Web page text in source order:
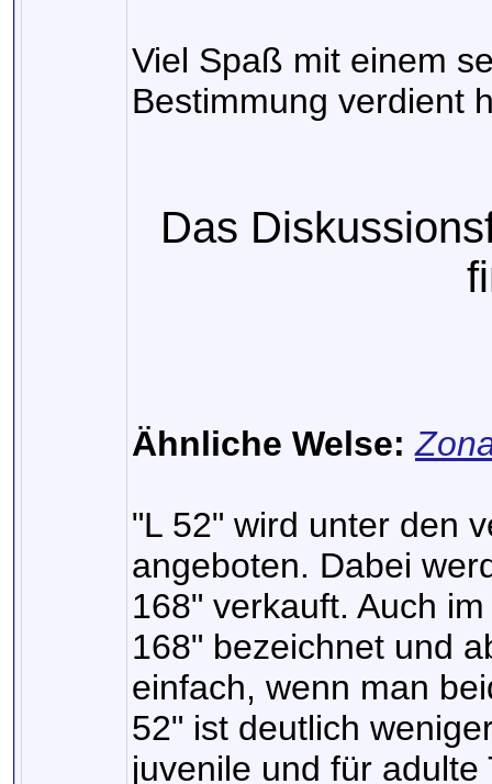
Viel Spaß mit einem
Bestimmung verdient
Das
Ähnliche Welse:
"L 52" wird unter den
angeboten. Dabei
168" verkauft. Auch
168" bezeichnet und
einfach, wenn man
52" ist deutlich
juvenile und für